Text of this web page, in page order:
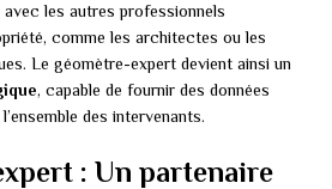
les autres professionnels
comme les architectes ou les
Le géomètre-expert devient ainsi un
, capable de fournir des données
des intervenants.
: Un partenaire